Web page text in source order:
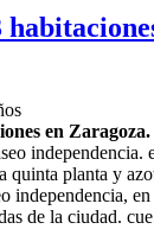
en Zaragoza.
independencia.
quinta planta y
independencia,
de la ciudad.